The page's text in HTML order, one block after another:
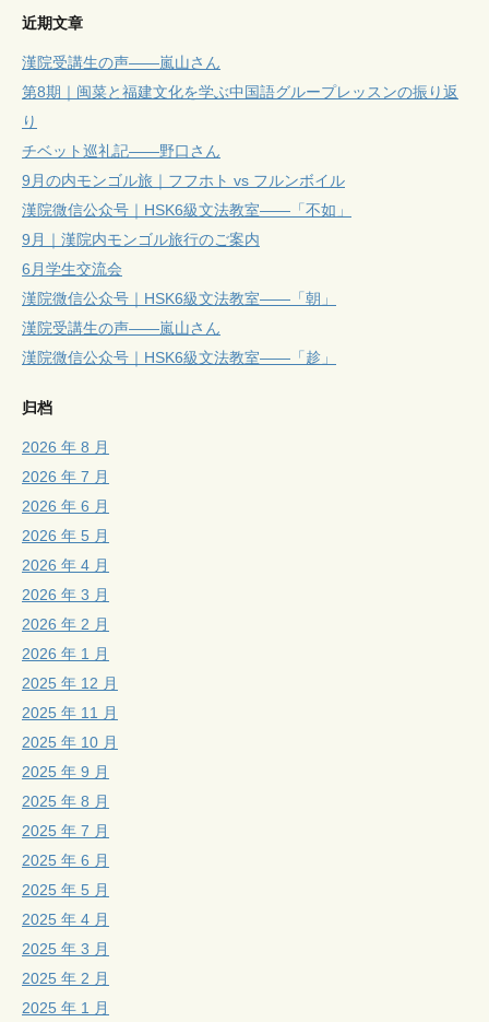
近期文章
漢院受講生の声——嵐山さん
第8期｜闽菜と福建文化を学ぶ中国語グループレッスンの振り返
り
チベット巡礼記——野口さん
9月の内モンゴル旅｜フフホト vs フルンボイル
漢院微信公众号｜HSK6級文法教室——「不如」
9月｜漢院内モンゴル旅行のご案内
6月学生交流会
漢院微信公众号｜HSK6級文法教室——「朝」
漢院受講生の声——嵐山さん
漢院微信公众号｜HSK6級文法教室——「趁」
归档
2026 年 8 月
2026 年 7 月
2026 年 6 月
2026 年 5 月
2026 年 4 月
2026 年 3 月
2026 年 2 月
2026 年 1 月
2025 年 12 月
2025 年 11 月
2025 年 10 月
2025 年 9 月
2025 年 8 月
2025 年 7 月
2025 年 6 月
2025 年 5 月
2025 年 4 月
2025 年 3 月
2025 年 2 月
2025 年 1 月